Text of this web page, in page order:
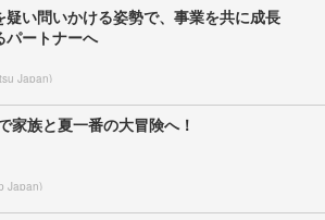
疑い問いかける姿勢で、事業を共に成長
パートナーへ
Japan)
家族と夏一番の大冒険へ！
Japan)